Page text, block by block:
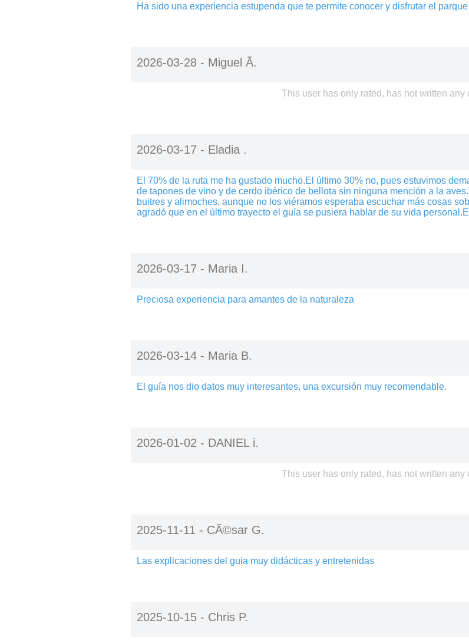
Ha sido una experiencia estupenda que te permite conocer y disfrutar el parque
2026-03-28 - Miguel Ã.
This user has only rated, has not written any
2026-03-17 - Eladia .
El 70% de la ruta me ha gustado mucho.El último 30% no, pues estuvimos
de tapones de vino y de cerdo ibérico de bellota sin ninguna mención a la
buitres y alimoches, aunque no los viéramos esperaba escuchar más cosas
agradó que en el último trayecto el guía se pusiera hablar de su vida
2026-03-17 - Maria I.
Preciosa experiencia para amantes de la naturaleza
2026-03-14 - Maria B.
El guía nos dio datos muy interesantes, una excursión muy recomendable.
2026-01-02 - DANIEL i.
This user has only rated, has not written any
2025-11-11 - CÃ©sar G.
Las explicaciones del guia muy didácticas y entretenidas
2025-10-15 - Chris P.